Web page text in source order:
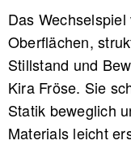
Das
Oberflächen,
Stillstand und
Kira Fröse. Sie
Statik beweglich
Materials leicht